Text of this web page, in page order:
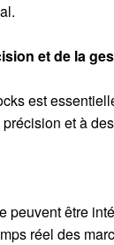
et de la
est
et à
peuvent être
réel des